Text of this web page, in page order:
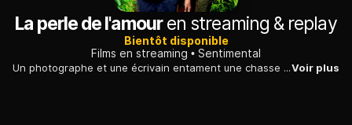
La perle de l'amouren streaming & replay
Bientôt disponible
Films en streaming
Sentimental
Un photographe et une écrivain entament une chasse au trésor, aux îles Fidji, à la recherche d'une perle bleue légendaire, jouant leur carrière.Voir plus